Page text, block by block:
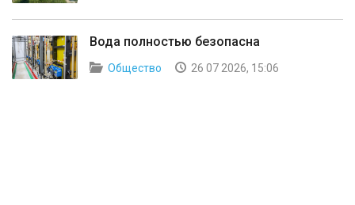
Вода полностью безопасна
Общество 26 07 2026, 15:06